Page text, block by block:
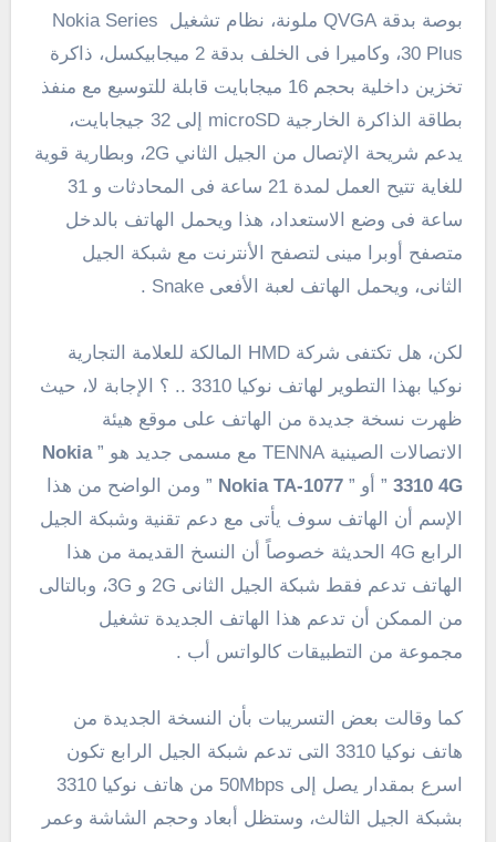
بوصة بدقة QVGA ملونة، نظام تشغيل Nokia Series
30 Plus، وكاميرا فى الخلف بدقة 2 ميجابيكسل، ذاكرة
تخزين داخلية بحجم 16 ميجابايت قابلة للتوسيع مع منفذ
بطاقة الذاكرة الخارجية microSD إلى 32 جيجابايت،
يدعم شريحة الإتصال من الجيل الثاني 2G، وبطارية قوية
للغاية تتيح العمل لمدة 21 ساعة فى المحادثات و 31
ساعة فى وضع الاستعداد، هذا ويحمل الهاتف بالدخل
متصفح أوبرا مينى لتصفح الأنترنت مع شبكة الجيل
الثانى، ويحمل الهاتف لعبة الأفعى Snake .
لكن، هل تكتفى شركة HMD المالكة للعلامة التجارية
نوكيا بهذا التطوير لهاتف نوكيا 3310 .. ؟ الإجابة لا، حيث
ظهرت نسخة جديدة من الهاتف على موقع هيئة
الاتصالات الصينية TENNA مع مسمى جديد هو ”
Nokia
3310 4G” أو ” Nokia TA-1077 ” ومن الواضح من هذا
الإسم أن الهاتف سوف يأتى مع دعم تقنية وشبكة الجيل
الرابع 4G الحديثة خصوصاً أن النسخ القديمة من هذا
الهاتف تدعم فقط شبكة الجيل الثانى 2G و 3G، وبالتالى
من الممكن أن تدعم هذا الهاتف الجديدة تشغيل
مجموعة من التطبيقات كالواتس أب .
كما وقالت بعض التسريبات بأن النسخة الجديدة من
هاتف نوكيا 3310 التى تدعم شبكة الجيل الرابع تكون
اسرع بمقدار يصل إلى 50Mbps من هاتف نوكيا 3310
بشبكة الجيل الثالث، وستظل أبعاد وحجم الشاشة وعمر